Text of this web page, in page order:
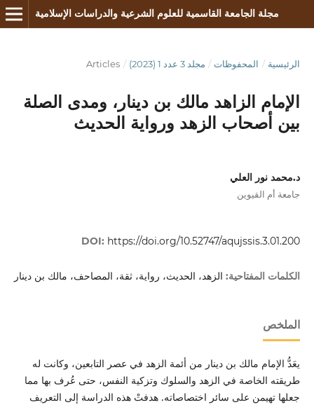
مجلة الجامعة القاسمية للعلوم الشرعية والدراسات الإسلامية
الرئيسية / المحفوظات / مجلد 3 عدد 1 (2023) /
Articles
الإمام الزاهد مالك بن دينار، ومدى الصلة
بين أصحاب الزهد ورواية الحديث
د.محمد نور العلي
جامعة أم القيوين
DOI: https://doi.org/10.52747/aqujssis.3.01.200
الكلمات المفتاحية: الزهد، الحديث، رواية، ثقة، المصاحف، مالك بن دينار
الملخص
يعَدُّ الإمام مالك بن دينار من أئمة الزهد في عصر التابعين، وكانت له
طريقته الخاصة في الزهد والسلوك وتزكية النفس، حتى عُرف بها مما
جعلها تهيمن على سائر اختصاصاته. هدفتْ هذه الدراسة إلى التعريف